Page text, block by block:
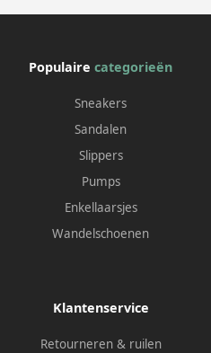
Populaire categorieën
Sneakers
Sandalen
Slippers
Pumps
Enkellaarsjes
Wandelschoenen
Klantenservice
Retourneren & ruilen